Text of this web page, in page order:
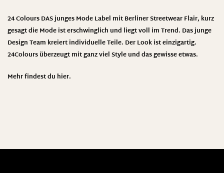
24 Colours DAS junges Mode Label mit Berliner Streetwear Flair, kurz
gesagt die Mode ist erschwinglich und liegt voll im Trend. Das junge
Design Team kreiert individuelle Teile. Der Look ist einzigartig.
24Colours überzeugt mit ganz viel Style und das gewisse etwas.
Mehr findest du hier.